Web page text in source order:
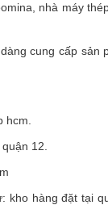
nhà máy
cung cấp sản
hcm.
12.
kho hàng đặt tại